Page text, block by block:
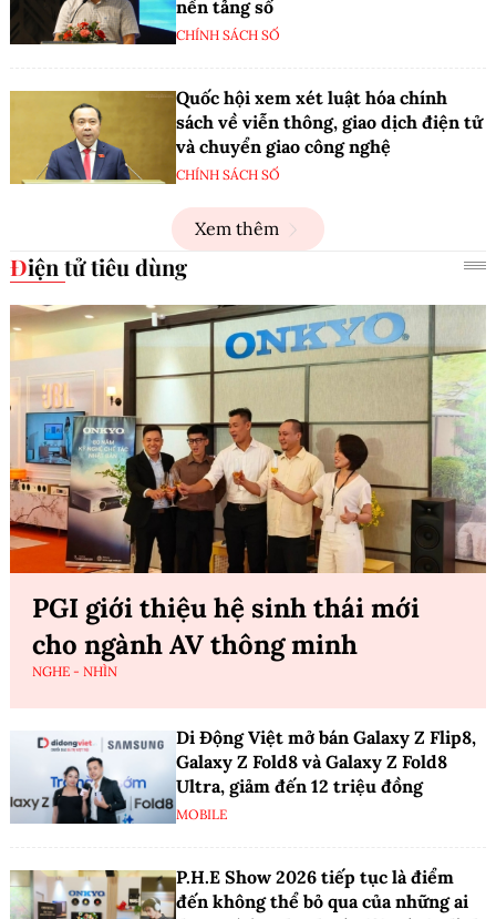
nền tảng số
CHÍNH SÁCH SỐ
Quốc hội xem xét luật hóa chính
sách về viễn thông, giao dịch điện tử
và chuyển giao công nghệ
CHÍNH SÁCH SỐ
Xem thêm
Điện tử tiêu dùng
PGI giới thiệu hệ sinh thái mới
cho ngành AV thông minh
NGHE - NHÌN
Di Động Việt mở bán Galaxy Z Flip8,
Galaxy Z Fold8 và Galaxy Z Fold8
Ultra, giảm đến 12 triệu đồng
MOBILE
P.H.E Show 2026 tiếp tục là điểm
đến không thể bỏ qua của những ai